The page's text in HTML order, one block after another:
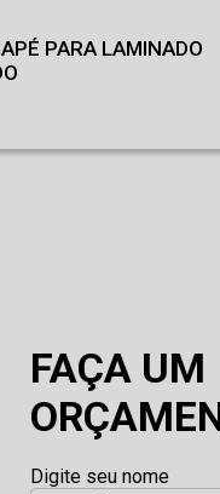
PARA LAMINADO
FAÇA UM
Digite seu nome